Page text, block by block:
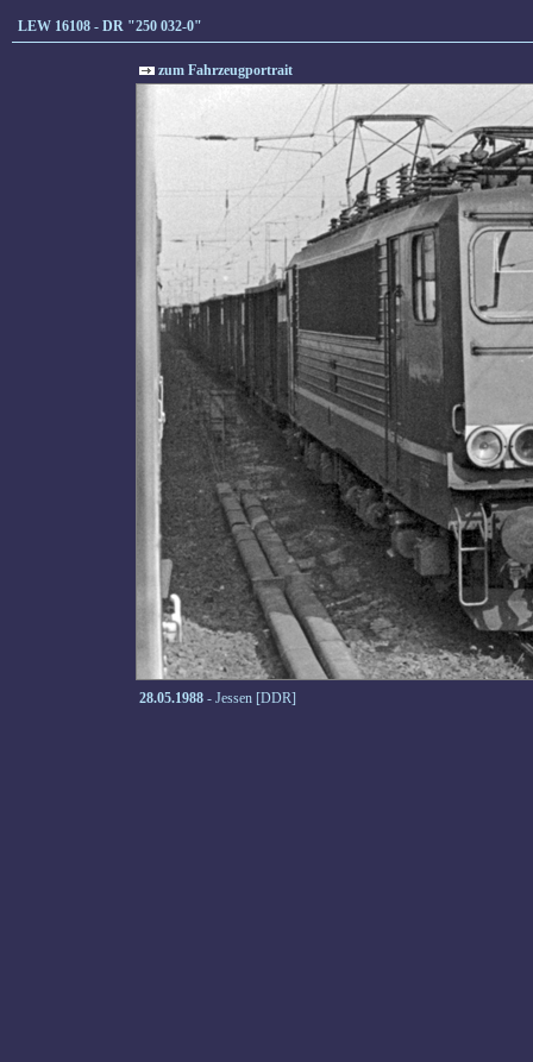
LEW 16108 - DR "250 032-0"
zum Fahrzeugportrait
28.05.1988 - Jessen [DDR]